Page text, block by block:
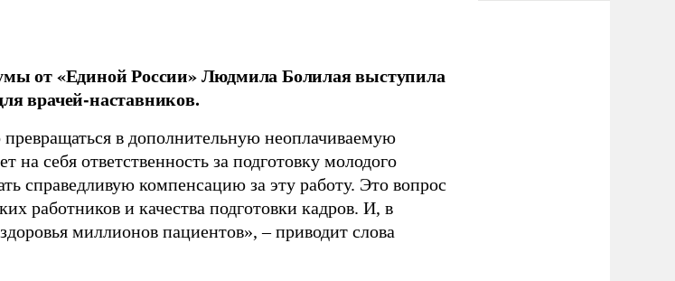
от «Единой России» Людмила Болилая выступила
врачей-наставников.
в дополнительную неоплачиваемую
на себя ответственность за подготовку молодого
справедливую компенсацию за эту работу. Это вопрос
работников и качества подготовки кадров. И, в
миллионов пациентов», – приводит слова